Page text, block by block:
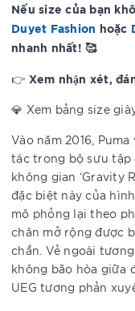
Nếu size của bạn
Duyet Fashion hoặc
nhanh nhất! 🥰
👉 Xem nhận xét,
💎 Xem bảng size
Vào năm 2016,
tác trong bộ sưu tập
không gian ‘Gravity
đặc biệt này của
mô phỏng lại theo
chân mở rộng được
chắn. Vẻ ngoài
không bão hòa giữa
UEG tương phản